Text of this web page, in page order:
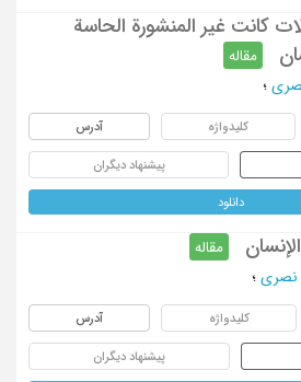
کانت غیر المنشورة الحاسة
مقاله
؛
کلیدواژه آدرس
پیشنهاد دیگران
دانلود
مقاله
نصری ؛
کلیدواژه آدرس
پیشنهاد دیگران